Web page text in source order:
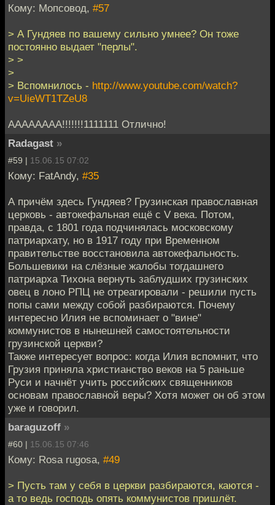
Кому: Мопсовод, #57
> А Гундяев по вашему сильно умнее? Он тоже
постоянно выдает "перлы".
> >
>
> Вспомнилось - http://www.youtube.com/watch?
v=UieWT1TZeU8
АААААААА!!!!!!!1111111 Отлично!
Radagast »
#59 | 15.06.15 07:02
Кому: FatAndy, #35
А причём здесь Гундяев? Грузинская православная
церковь - автокефальная ещё с V века. Потом,
правда, с 1801 года подчинялась московскому
патриархату, но в 1917 году при Временном
правительстве восстановила автокефальность.
Большевики на слёзные жалобы тогдашнего
патриарха Тихона вернуть заблудших грузинских
овец в лоно РПЦ не отреагировали - решили пусть
попы сами между собой разбираются. Почему
интересно Илия не вспоминает о "вине"
коммунистов в нынешней самостоятельности
грузинской церкви?
Также интересует вопрос: когда Илия вспомнит, что
Грузия приняла христианство веков на 5 раньше
Руси и начнёт учить российских священников
основам православной веры? Хотя может он об этом
уже и говорил.
baraguzoff »
#60 | 15.06.15 07:46
Кому: Rosa rugosa, #49
> Пусть там у себя в церкви разбираются, каются -
а то ведь господь опять коммунистов пришлёт.